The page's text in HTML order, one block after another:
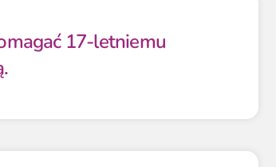
17-letniemu